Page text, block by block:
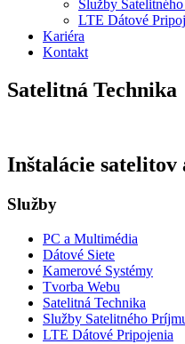
Služby
LTE Dátové
Kariéra
Kontakt
Satelitná Technika
Inštalácie satelitov
Služby
PC a Multimédia
Dátové Siete
Kamerové Systémy
Tvorba Webu
Satelitná Technika
Služby Satelitného
LTE Dátové Pripojenia